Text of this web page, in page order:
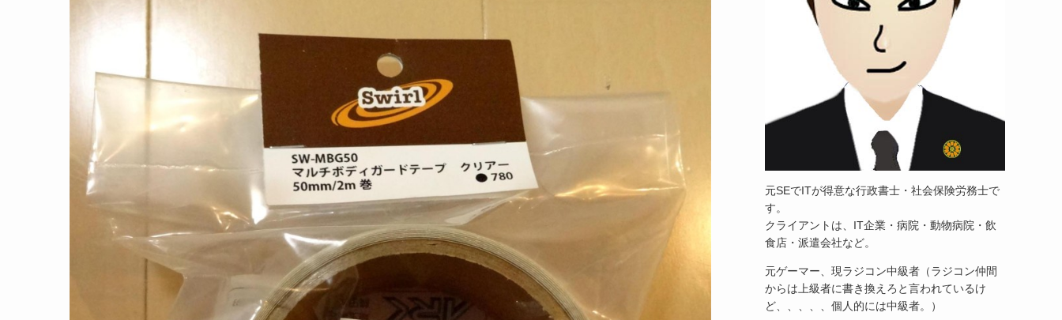
元SEでITが得意な行政書士・社会保険労務士で
す。
クライアントは、IT企業・病院・動物病院・飲
食店・派遣会社など。
元ゲーマー、現ラジコン中級者（ラジコン仲間
からは上級者に書き換えろと言われているけ
ど、、、、、個人的には中級者。）